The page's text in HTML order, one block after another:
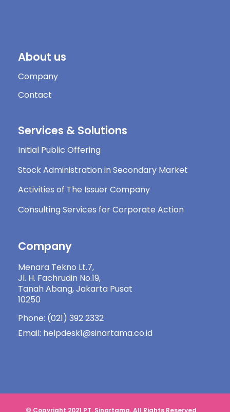
About us
Company
Contact
Services & Solutions
Initial Public Offering
Stock Administration in Secondary Market
Activities of The Issuer Company
Consulting Services for Corporate Action
Company
Menara Tekno Lt.7,
Jl. H. Fachrudin No.19,
Tanah Abang, Jakarta Pusat
10250
Phone: (021) 392 2332
Email: helpdesk1@sinartama.co.id
© Copyright 2021 PT. Sinartama. All Rights Reserved